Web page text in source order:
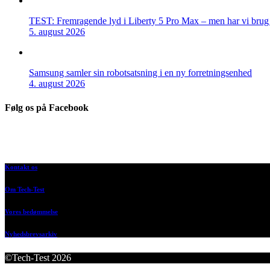
TEST: Fremragende lyd i Liberty 5 Pro Max – men har vi brug
5. august 2026
Samsung samler sin robotsatsning i en ny forretningsenhed
4. august 2026
Følg os på Facebook
Kontakt os
Om Tech-Test
Vores bedømmelse
Nyhedsbrevsarkiv
©Tech-Test 2026